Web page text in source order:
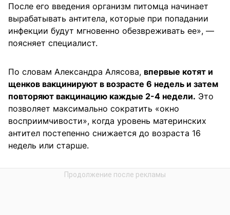
После его введения организм питомца начинает
вырабатывать антитела, которые при попадании
инфекции будут мгновенно обезвреживать ее», —
поясняет специалист.
По словам Александра Алясова, впервые котят и
щенков вакцинируют в возрасте 6 недель и затем
повторяют вакцинацию каждые 2-4 недели. Это
позволяет максимально сократить «окно
восприимчивости», когда уровень материнских
антител постепенно снижается до возраста 16
недель или старше.